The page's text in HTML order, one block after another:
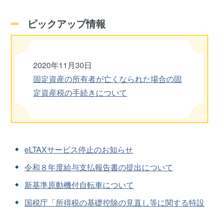
ピックアップ情報
2020年11月30日
固定資産の所有者が亡くなられた場合の固
定資産税の手続きについて
eLTAXサービス停止のお知らせ
令和８年度給与支払報告書の提出について
新基準原動機付自転車について
国税庁「所得税の基礎控除の見直し等に関する特設